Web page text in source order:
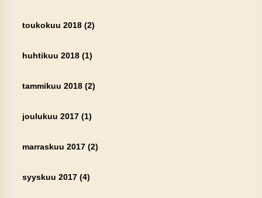
toukokuu 2018(2)
huhtikuu 2018(1)
tammikuu 2018(2)
joulukuu 2017(1)
marraskuu 2017(2)
syyskuu 2017(4)